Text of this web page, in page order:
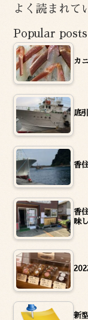
ブ
よく読まれて
Popular
カ
底
香
香
味
新